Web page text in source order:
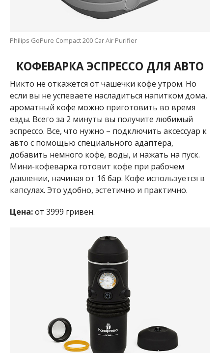
Philips GoPure Compact 200 Car Air Purifier
КОФЕВАРКА ЭСПРЕССО ДЛЯ АВТО
Никто не откажется от чашечки кофе утром. Но
если вы не успеваете насладиться напитком дома,
ароматный кофе можно приготовить во время
езды. Всего за 2 минуты вы получите любимый
эспрессо. Все, что нужно – подключить аксессуар к
авто с помощью специального адаптера,
добавить немного кофе, воды, и нажать на пуск.
Мини-кофеварка готовит кофе при рабочем
давлении, начиная от 16 бар. Кофе используется в
капсулах. Это удобно, эстетично и практично.
Цена:от 3999 гривен.